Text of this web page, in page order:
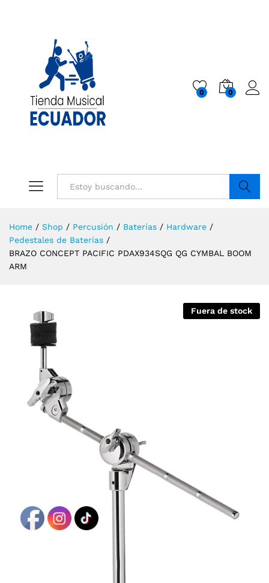
0 0
Home / Shop / Percusión / Baterías / Hardware /
Pedestales de Baterías /
BRAZO CONCEPT PACIFIC PDAX934SQG QG CYMBAL BOOM
ARM
Fuera de stock